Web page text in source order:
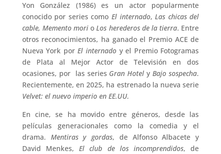
Yon González (1986) es un actor popularmente
conocido por series como El internado,Las chicas del
cable, Memento morio Los herederos de la tierra. Entre
otros reconocimientos, ha ganado el Premio ACE de
Nueva York porEl internado y el Premio Fotogramas
de Plata al Mejor Actor de Televisión en dos
ocasiones, por las series Gran Hotel yBajo sospecha.
Recientemente, en 2025, ha estrenado la nueva serie
Velvet: el nuevo imperio en EE.UU.
En cine, se ha movido entre géneros, desde las
películas generacionales como la comedia y el
drama. Mentiras y gordas, de Alfonso Albacete y
David Menkes,El club de los incomprendidos, de